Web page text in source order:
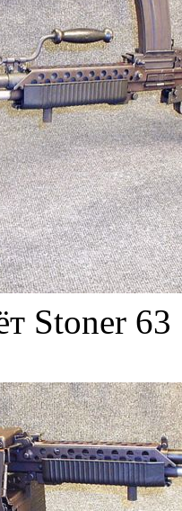
Stoner 63